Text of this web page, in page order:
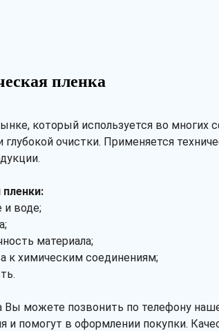
пленка
который используется во многих
очистки. Применяется
пленки:
и воде;
материала;
к химическим соединениям;
Вы можете позвонить по телефону
и помогут в оформлении покупки.